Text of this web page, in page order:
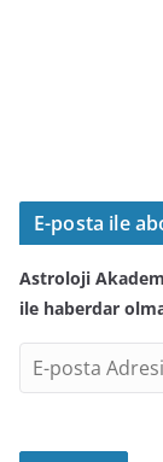
E-posta ile
Astroloji
ile haberdar
-
o